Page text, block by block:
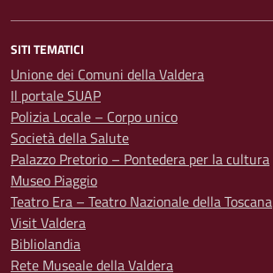
SITI TEMATICI
Unione dei Comuni della Valdera
Il portale SUAP
Polizia Locale – Corpo unico
Società della Salute
Palazzo Pretorio – Pontedera per la cultura
Museo Piaggio
Teatro Era – Teatro Nazionale della Toscana
Visit Valdera
Bibliolandia
Rete Museale della Valdera